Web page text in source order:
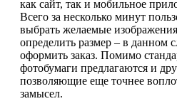
как сайт, так и мобильное
Всего за несколько минут
выбрать желаемые
определить размер – в данном
оформить заказ. Помимо
фотобумаги предлагаются и
позволяющие еще точнее
замысел.